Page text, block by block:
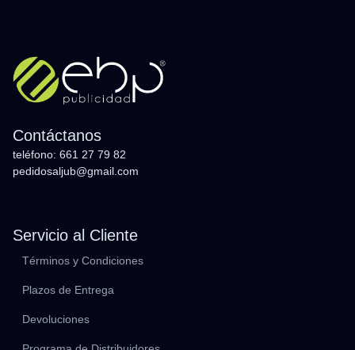
Contáctanos
teléfono: 661 27 79 82
pedidosaljub@gmail.com
Servicio al Cliente
Términos y Condiciones
Plazos de Entrega
Devoluciones